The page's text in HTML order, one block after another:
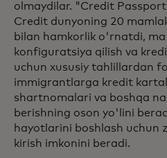
olmaydilar. "Credit
Credit dunyoning 20
bilan hamkorlik o'rnatdi,
konfiguratsiya qilish va
uchun xususiy tahlillardan
immigrantlarga kredit
shartnomalari va boshqa
berishning oson yo'lini
hayotlarini boshlash uchun
kirish imkonini beradi.